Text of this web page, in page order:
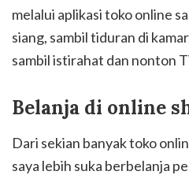
melalui aplikasi toko online
siang, sambil tiduran di
sambil istirahat dan nonton
Belanja di online
Dari sekian banyak toko
saya lebih suka berbelanja